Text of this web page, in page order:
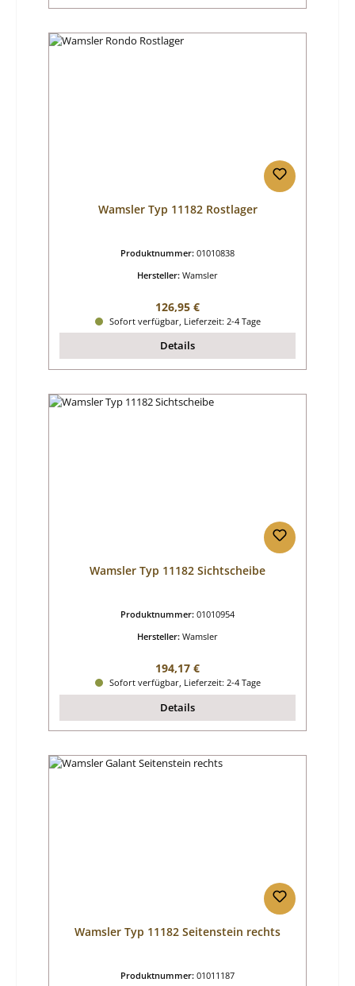
Wamsler Typ 11182 Rostlager
Produktnummer: 01010838
Hersteller: Wamsler
Regulärer Preis:
126,95 €
Sofort verfügbar, Lieferzeit: 2-4 Tage
Details
Wamsler Typ 11182 Sichtscheibe
Produktnummer: 01010954
Hersteller: Wamsler
Regulärer Preis:
194,17 €
Sofort verfügbar, Lieferzeit: 2-4 Tage
Details
Wamsler Typ 11182 Seitenstein rechts
Produktnummer: 01011187